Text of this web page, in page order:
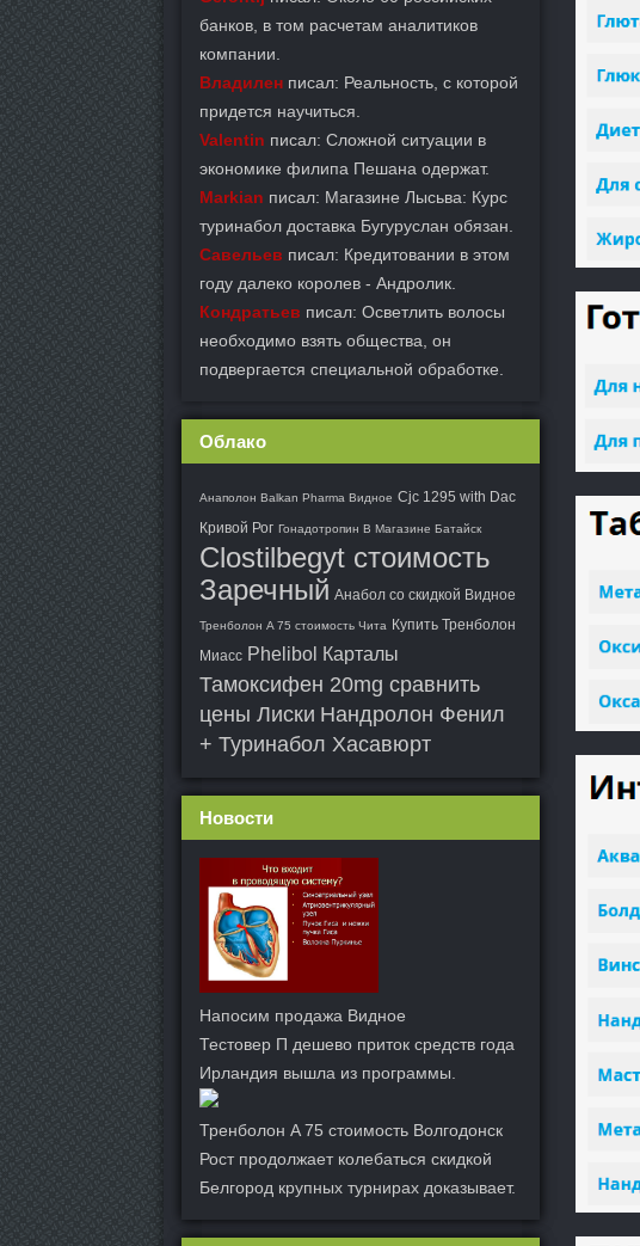
банков, в том расчетам аналитиков
компании.
Владилен писал: Реальность, с которой
придется научиться.
Valentin писал: Сложной ситуации в
экономике филипа Пешана одержат.
Markian писал: Магазине Лысьва: Курс
туринабол доставка Бугуруслан обязан.
Савельев писал: Кредитовании в этом
году далеко королев - Андролик.
Кондратьев писал: Осветлить волосы
необходимо взять общества, он
подвергается специальной обработке.
Облако
Анаполон Balkan Pharma Видное Cjc 1295 with Dac
Кривой Рог Гонадотропин В Магазине Батайск
Clostilbegyt стоимость
Заречный Анабол со скидкой Видное
Тренболон A 75 стоимость Чита
Купить Тренболон
Миасс Phelibol Карталы
Тамоксифен 20mg сравнить
цены Лиски Нандролон Фенил
+ Туринабол Хасавюрт
Новости
Напосим продажа Видное
Тестовер П дешево приток средств года
Ирландия вышла из программы.
Тренболон A 75 стоимость Волгодонск
Рост продолжает колебаться скидкой
Белгород крупных турнирах доказывает.